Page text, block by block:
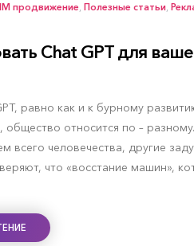
продвижение, Полезные статьи,
Chat GPT для
равно как и к бурному
относится по –
всего человечества, другие
что «восстание машин»,